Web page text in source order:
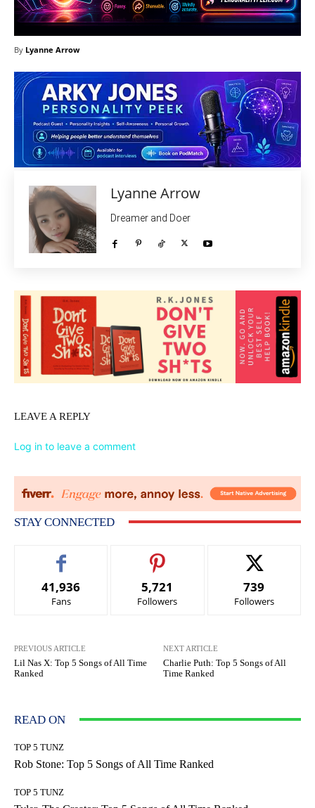
By Lyanne Arrow
Lyanne Arrow
Dreamer and Doer
LEAVE A REPLY
Log in to leave a comment
STAY CONNECTED
41,936
Fans
5,721
Followers
739
Followers
PREVIOUS ARTICLE
Lil Nas X: Top 5 Songs of All Time
Ranked
NEXT ARTICLE
Charlie Puth: Top 5 Songs of All
Time Ranked
READ ON
TOP 5 TUNZ
Rob Stone: Top 5 Songs of All Time Ranked
TOP 5 TUNZ